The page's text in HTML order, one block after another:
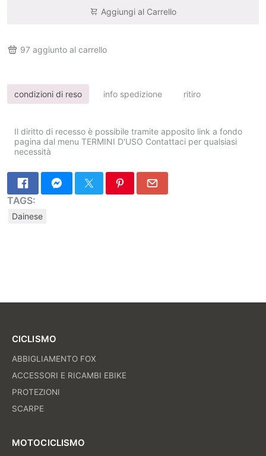
Aggiungi al Carrello
97 aggiunto al carrello
condizioni di reso info spedizione ritiro
Il diritto di recesso è possibile tramite apposito link a fondo
pagina dal menu TERMINI D'USO Contattaci per qualsiasi
necessità
TAGS:
Dainese
CICLISMO
ABBIGLIAMENTO FOX
ACCESSORI E RICAMBI EBIKE
PROTEZIONI
SCARPE
MOTOCICLISMO